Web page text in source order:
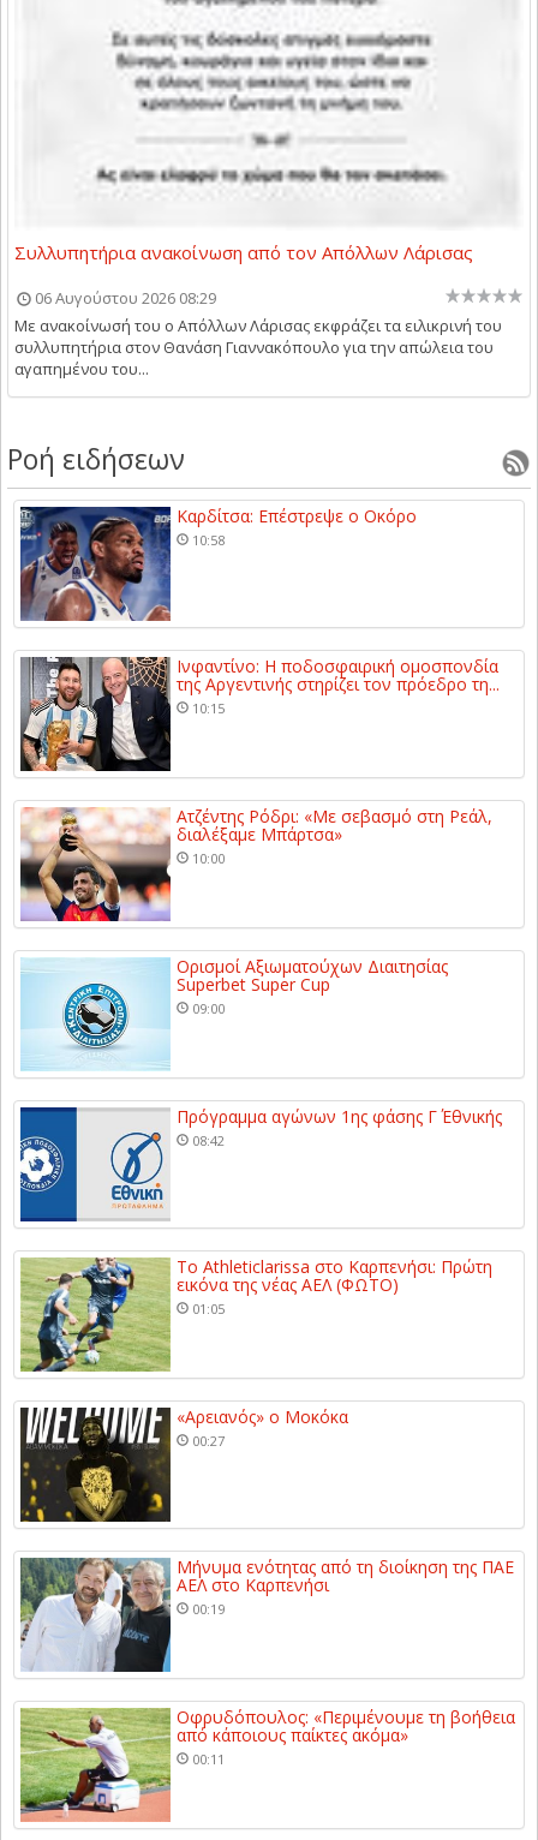
Συλλυπητήρια ανακοίνωση από τον Απόλλων Λάρισας
06 Αυγούστου 2026 08:29
Με ανακοίνωσή του ο Απόλλων Λάρισας εκφράζει τα ειλικρινή του
συλλυπητήρια στον Θανάση Γιαννακόπουλο για την απώλεια του
αγαπημένου του...
Ροή ειδήσεων
Καρδίτσα: Επέστρεψε ο Οκόρο
10:58
Ινφαντίνο: Η ποδοσφαιρική ομοσπονδία
της Αργεντινής στηρίζει τον πρόεδρο τη...
10:15
Ατζέντης Ρόδρι: «Με σεβασμό στη Ρεάλ,
διαλέξαμε Μπάρτσα»
10:00
Ορισμοί Αξιωματούχων Διαιτησίας
Superbet Super Cup
09:00
Πρόγραμμα αγώνων 1ης φάσης Γ΄ Εθνικής
08:42
Το Athleticlarissa στο Καρπενήσι: Πρώτη
εικόνα της νέας ΑΕΛ (ΦΩΤΟ)
01:05
«Αρειανός» ο Μοκόκα
00:27
Μήνυμα ενότητας από τη διοίκηση της ΠΑΕ
ΑΕΛ στο Καρπενήσι
00:19
Οφρυδόπουλος: «Περιμένουμε τη βοήθεια
από κάποιους παίκτες ακόμα»
00:11